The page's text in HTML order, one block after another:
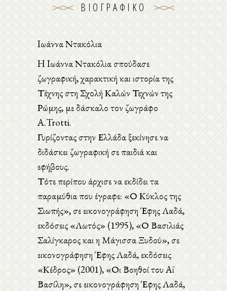
ΒΙΟΓΡΑΦΙΚΌ
Iωάννα Ντακόλια
H Iωάννα Ντακόλια σπούδασε
ζωγραφική, χαρακτική και ιστορία της
Τέχνης στη Σχολή Καλών Τεχνών της
Ρώμης, με δάσκαλο τον ζωγράφο
Α.Trotti.
Γυρίζοντας στην Ελλάδα ξεκίνησε να
διδάσκει ζωγραφική σε παιδιά και
εφήβους.
Τότε περίπου άρχισε να εκδίδει τα
παραμύθια που έγραφε: «Ο Κύκλος της
Σιωπής», σε εικονογράφηση Έφης Λαδά,
εκδόσεις «Λωτός» (1995), «Ο Βασιλιάς
Σαλίγκαρος και η Μάγισσα Ξυδού», σε
εικονογράφηση Έφης Λαδά, εκδόσεις
«Κέδρος» (2001), «Οι Βοηθοί του Αϊ
Βασίλη», σε εικονογράφηση Έφης Λαδά,